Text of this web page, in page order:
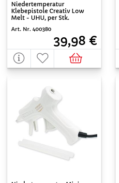
Niedertemperatur
Klebepistole Creativ Low
Melt - UHU, per Stk.
Art. Nr. 400380
39,98 €